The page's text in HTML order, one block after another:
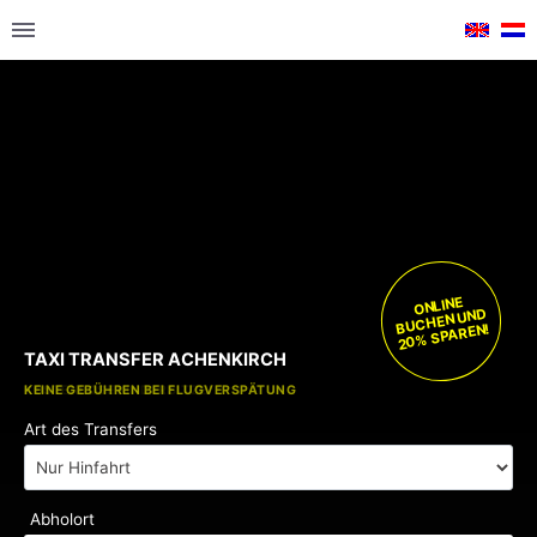
KOSTENLOSE KINDERSITZE
KEINE GEBÜHREN BEI FLUGVERSPÄTUNG
TAXI TRANSFER ACHENKIRCH
ONLINE
BUCHEN UND
20% SPAREN!
Art des Transfers
Abholort